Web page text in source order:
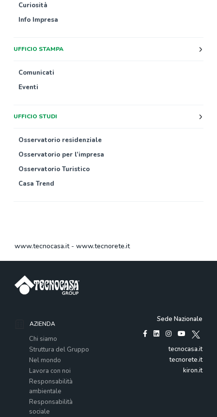
Curiosità
Info Impresa
UFFICIO STAMPA
Comunicati
Eventi
UFFICIO STUDI
Osservatorio residenziale
Osservatorio per l’impresa
Osservatorio Turistico
Casa Trend
www.tecnocasa.it- www.tecnorete.it
AZIENDA
Chi siamo
Struttura del Gruppo
Nel mondo
Lavora con noi
Responsabilità
ambientale
Responsabilità
sociale
Sede Nazionale
tecnocasa.it
tecnorete.it
kiron.it